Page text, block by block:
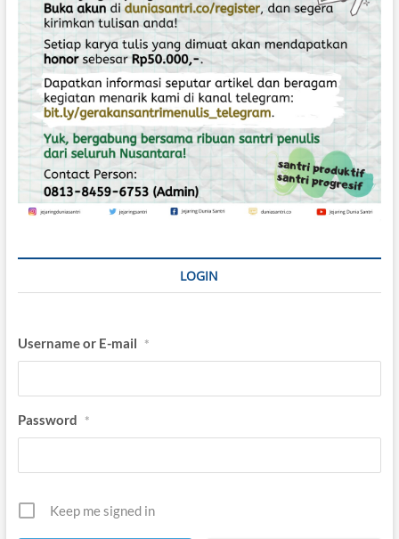
S
u
n
y
i
LOGIN
Username or E-mail *
Password *
Keep me signed in